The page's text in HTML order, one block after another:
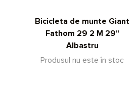
Bicicleta de munte Giant
Fathom 29 2 M 29"
Albastru
Produsul nu este în stoc